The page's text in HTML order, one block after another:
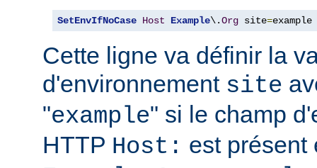
SetEnvIfNoCase Host Example\.Org site=example
Cette ligne va définir la
d'environnement site
"example" si le champ
HTTP Host: est présent